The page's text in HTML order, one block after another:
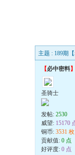
主题 : 189期
【必中密料】
圣骑士
发帖: 2530
威望: 15170
铜币: 3531 枚
贡献值: 0 点
好评度: 0 点